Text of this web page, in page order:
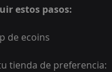
estos pasos:
de ecoins
tienda de preferencia: